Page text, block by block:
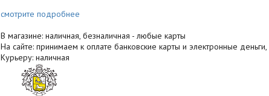
смотрите подробнее
В магазине: наличная, безналичная - любые карты
На сайте: принимаем к оплате банковские карты и электронные
Курьеру: наличная